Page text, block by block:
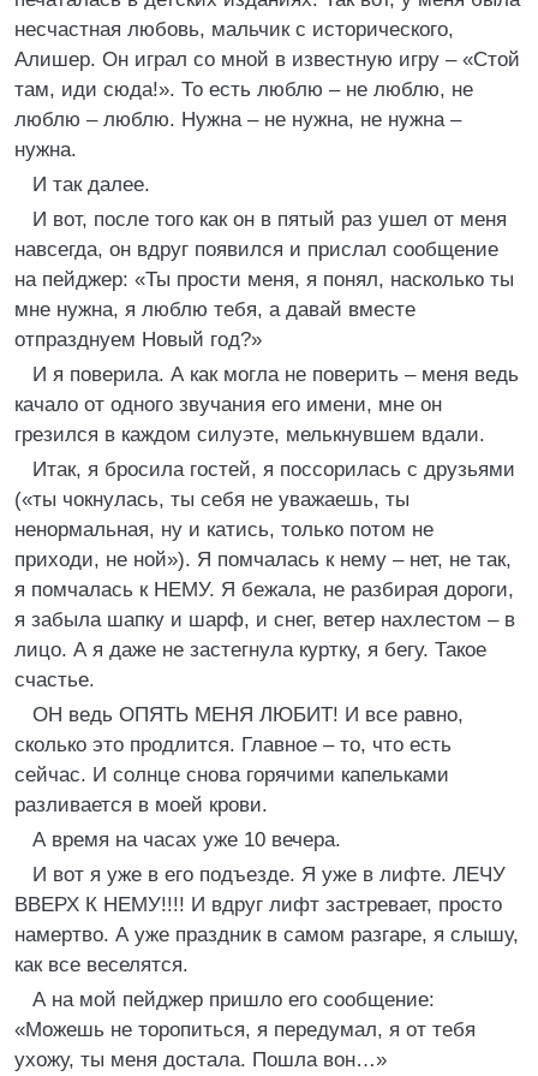
несчастная любовь, мальчик с исторического,
Алишер. Он играл со мной в известную игру – «Стой
там, иди сюда!». То есть люблю – не люблю, не
люблю – люблю. Нужна – не нужна, не нужна –
нужна.
И так далее.
И вот, после того как он в пятый раз ушел от меня
навсегда, он вдруг появился и прислал сообщение
на пейджер: «Ты прости меня, я понял, насколько ты
мне нужна, я люблю тебя, а давай вместе
отпразднуем Новый год?»
И я поверила. А как могла не поверить – меня ведь
качало от одного звучания его имени, мне он
грезился в каждом силуэте, мелькнувшем вдали.
Итак, я бросила гостей, я поссорилась с друзьями
(«ты чокнулась, ты себя не уважаешь, ты
ненормальная, ну и катись, только потом не
приходи, не ной»). Я помчалась к нему – нет, не так,
я помчалась к НЕМУ. Я бежала, не разбирая дороги,
я забыла шапку и шарф, и снег, ветер нахлестом – в
лицо. А я даже не застегнула куртку, я бегу. Такое
счастье.
ОН ведь ОПЯТЬ МЕНЯ ЛЮБИТ! И все равно,
сколько это продлится. Главное – то, что есть
сейчас. И солнце снова горячими капельками
разливается в моей крови.
А время на часах уже 10 вечера.
И вот я уже в его подъезде. Я уже в лифте. ЛЕЧУ
ВВЕРХ К НЕМУ!!!! И вдруг лифт застревает, просто
намертво. А уже праздник в самом разгаре, я слышу,
как все веселятся.
А на мой пейджер пришло его сообщение:
«Можешь не торопиться, я передумал, я от тебя
ухожу, ты меня достала. Пошла вон…»